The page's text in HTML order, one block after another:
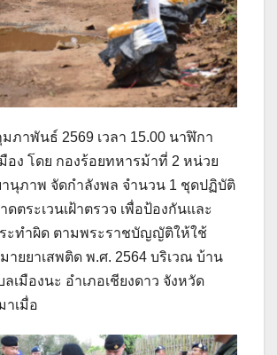
ภาพันธ์ 2569 เวลา 15.00 นาฬิกา
อง โดย กองร้อยทหารม้าที่ 2 หน่วย
านุภาพ จัดกำลังพล จำนวน 1 ชุดปฏิบัติ
ดตระเวนเฝ้าตรวจ เพื่อป้องกันและ
ะทำผิด ตามพระราชบัญญัติให้ใช้
ายยาเสพติด พ.ศ. 2564 บริเวณ บ้าน
เมืองนะ อำเภอเชียงดาว จังหวัด
าเมื่อ